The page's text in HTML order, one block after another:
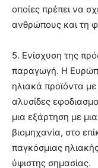
οποίες πρέπει να
ανθρώπους και τη
5. Ενίσχυση της
παραγωγή. Η
ηλιακά προϊόντα
αλυσίδες
μια εξάρτηση με
βιομηχανία, στο
παγκόσμιας
ύψιστης σημασίας.